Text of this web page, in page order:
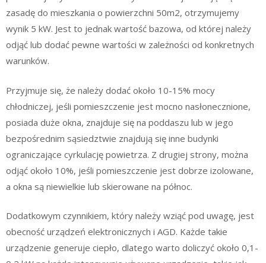
zasadę do mieszkania o powierzchni 50m2, otrzymujemy
wynik 5 kW. Jest to jednak wartość bazowa, od której należy
odjąć lub dodać pewne wartości w zależności od konkretnych
warunków.
Przyjmuje się, że należy dodać około 10-15% mocy
chłodniczej, jeśli pomieszczenie jest mocno nasłonecznione,
posiada duże okna, znajduje się na poddaszu lub w jego
bezpośrednim sąsiedztwie znajdują się inne budynki
ograniczające cyrkulację powietrza. Z drugiej strony, można
odjąć około 10%, jeśli pomieszczenie jest dobrze izolowane,
a okna są niewielkie lub skierowane na północ.
Dodatkowym czynnikiem, który należy wziąć pod uwagę, jest
obecność urządzeń elektronicznych i AGD. Każde takie
urządzenie generuje ciepło, dlatego warto doliczyć około 0,1-